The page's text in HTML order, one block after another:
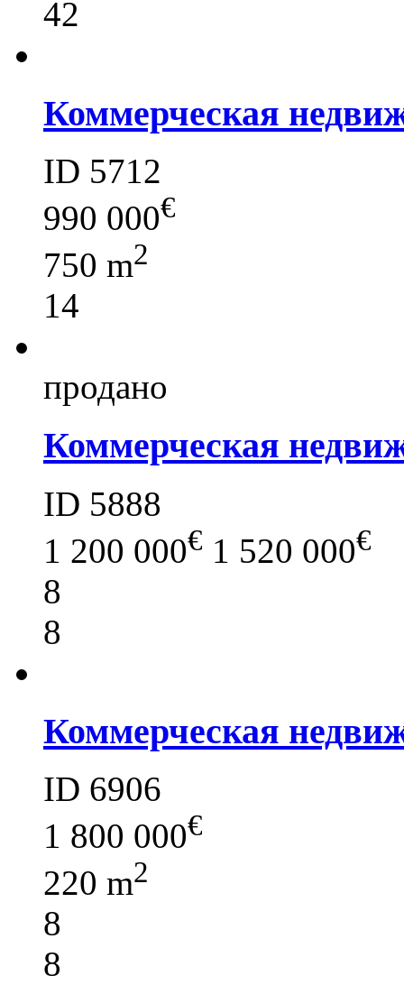
42
Коммерческая
ID 5712
990 000€
750 m2
14
продано
Коммерческая
ID 5888
1 200 000€ 1 520 000€
8
8
Коммерческая
ID 6906
1 800 000€
220 m2
8
8